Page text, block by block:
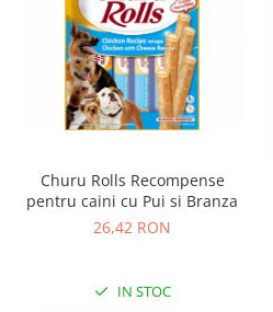
Churu Rolls Recompense
pentru caini cu Pui si Branza
26,42 RON
IN STOC